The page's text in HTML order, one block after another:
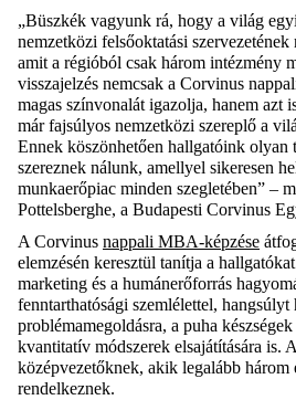
„Büszkék vagyunk rá, hogy a világ
nemzetközi felsőoktatási szervezetének
amit a régióból csak három intézmény
visszajelzés nemcsak a Corvinus
magas színvonalát igazolja, hanem azt
márfajsúlyos nemzetközi szereplő a
Ennek köszönhetően hallgatóink olyan
szereznek nálunk, amellyel sikeresen
munkaerőpiac minden szegletében” –
Pottelsberghe, a Budapesti Corvinus
A Corvinus nappali MBA-képzése á
elemzésén keresztül tanítja a
marketing és a humánerőforrás
fenntarthatósági szemlélettel,
problémamegoldásra, a puha készségek
kvantitatív módszerek elsajátítására is.
középvezetőknek, akik legalább három
rendelkeznek.